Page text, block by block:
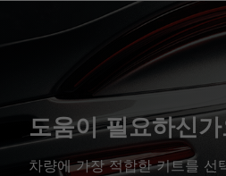
도움이 필요하신
차량에 가장 적합한 키트를 선